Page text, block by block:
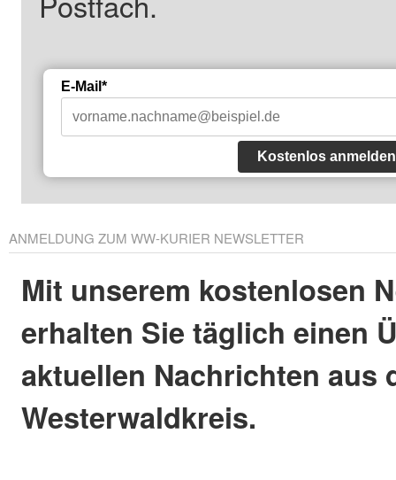
E-Mail*
Kostenlos anmelden
ANMELDUNG ZUM WW-KURIER NEWSLETTER
Mit unserem kostenlosen
erhalten Sie täglich einen
aktuellen Nachrichten aus
Westerwaldkreis.